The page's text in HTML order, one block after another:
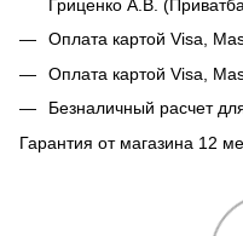
Гриценко А.В.
Оплата картой Visa,
Оплата картой Visa,
Безналичный расчет
Гарантия от магазина 12